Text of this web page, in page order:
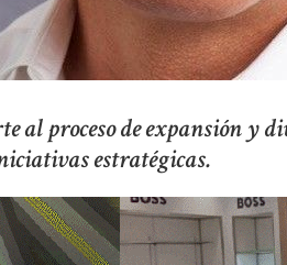
al proceso de expansión
estratégicas.